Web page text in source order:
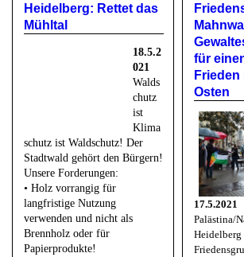
Heidelberg: Rettet das
Mühltal
18.5.2
021
Walds
chutz
ist
Klima
schutz ist Waldschutz! Der
Stadtwald gehört den Bürgern!
Unsere Forderungen:
• Holz vorrangig für
langfristige Nutzung
verwenden und nicht als
Brennholz oder für
Papierprodukte!
für
Frieden
Osten
17.5.2021
Palästina/
Heidelberg